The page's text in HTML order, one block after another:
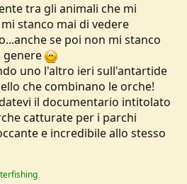
tra gli animali che mi
stanco mai di vedere
se poi non mi stanco
genere
uno l'altro ieri sull'antartide
che combinano le orche!
il documentario intitolato
catturate per i parchi
e incredibile allo stesso